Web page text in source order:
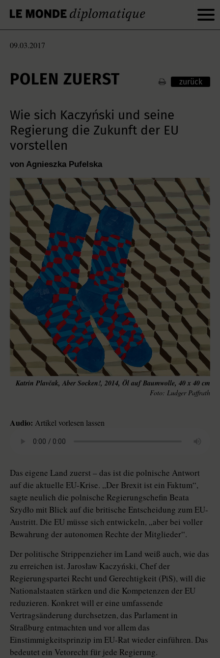
09.03.2017
POLEN ZUERST zurück
Wie sich Kaczyński und seine
Regierung die Zukunft der EU
vorstellen
von Agnieszka Pufelska
Katrin Plavčak, Aber Socken!, 2014, Öl auf Baumwolle, 40 x 40 cm
Ludger Paffrath
Audio: Artikel vorlesen lassen
Das eigene Land zuerst – das ist die polnische Antwort
auf die aktuelle EU-Krise. „Der Brexit ist ein Faktum“,
sagte neulich die polnische Regierungschefin Beata
Szydło mit Blick auf die britische Entscheidung zum EU-
Austritt. Die EU müsse sich entwickeln, „aber bei voller
Bewahrung der autonomen Rechte der Mitglieder“.
Der politische Strippenzieher im Land weiß auch, wie das
zu erreichen ist. Jarosław Kaczyński, Chef der
Regierungspartei Recht und Gerechtigkeit (PiS), will die
Nationalstaaten stärken und die Kompetenzen der EU
reduzieren. Konkret will er eine umfassende
Vertragsänderung durchsetzen, das Parlament in
Straßburg entmachten und vor allem das
Einstimmigkeitsprinzip im EU-Rat wieder einführen. Das
bedeutet ein Vetorecht für jede Regierung.